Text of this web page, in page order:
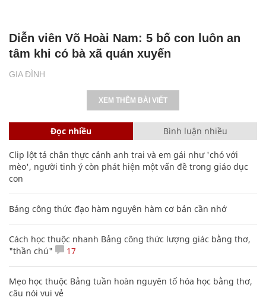
GIA ĐÌNH
Diễn viên Võ Hoài Nam: 5 bố con luôn an
tâm khi có bà xã quán xuyến
XEM THÊM BÀI VIẾT
Đọc nhiều Bình luận nhiều
Clip lột tả chân thực cảnh anh trai và em gái như 'chó với
mèo', người tinh ý còn phát hiện một vấn đề trong giáo dục
con
Bảng công thức đạo hàm nguyên hàm cơ bản cần nhớ
Cách học thuộc nhanh Bảng công thức lượng giác bằng thơ,
"thần chú"
17
Mẹo học thuộc Bảng tuần hoàn nguyên tố hóa học bằng thơ,
câu nói vui vẻ